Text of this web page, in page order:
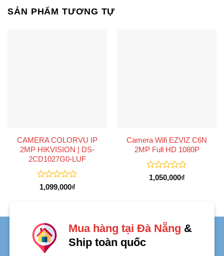
SẢN PHẨM TƯƠNG TỰ
CAMERA COLORVU IP
2MP HIKVISION | DS-
2CD1027G0-LUF
Được
sao
1,099,000₫
Camera Wifi EZVIZ C6N
2MP Full HD 1080P
Được
1,050,000₫
Mua hàng tại Đà Nẵng &
Ship toàn quốc